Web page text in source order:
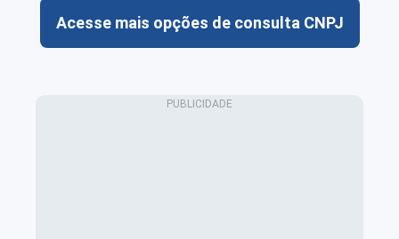
Acesse mais opções de consulta CNPJ